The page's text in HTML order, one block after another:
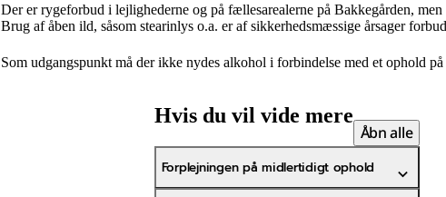
Der er rygeforbud i lejlighederne og på fællesarealerne på Bakkegården,
Brug af åben ild, såsom stearinlys o.a. er af sikkerhedsmæssige årsager
Som udgangspunkt må der ikke nydes alkohol i forbindelse med et ophold
Hvis du vil vide mere
Åbn alle
Forplejningen på midlertidigt ophold